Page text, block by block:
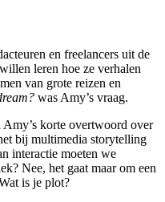
en freelancers uit de
leren hoe ze verhalen
van grote reizen en
was Amy’s vraag.
korte overtwoord over
bij multimedia storytelling
interactie moeten we
Nee, het gaat maar om een
is je plot?